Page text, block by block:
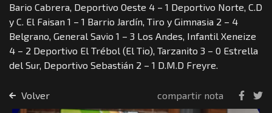
Bario Cabrera, Deportivo Oeste 4 – 1 Deportivo Norte, C.D
y C. El Faisan 1 – 1 Barrio Jardín, Tiro y Gimnasia 2 – 4
Belgrano, General Savio 1 – 3 Los Andes, Infantil Xeneize
4 – 2 Deportivo El Trébol (El Tio), Tarzanito 3 – 0 Estrella
del Sur, Deportivo Sebastián 2 – 1 D.M.D Freyre.
Volver compartir nota